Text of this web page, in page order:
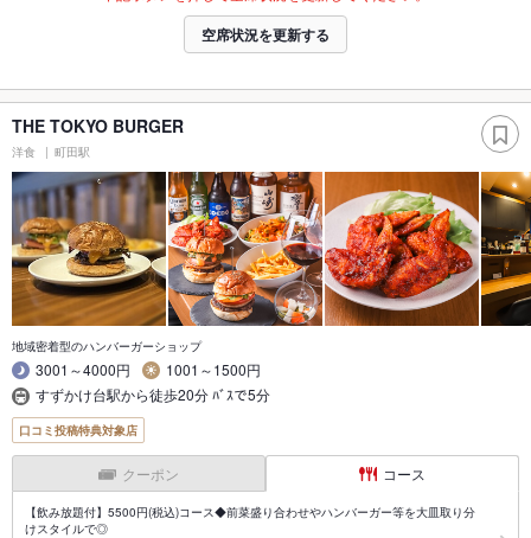
空席状況を更新する
THE TOKYO BURGER
洋食 町田駅
地域密着型のハンバーガーショップ
3001～4000円
1001～1500円
すずかけ台駅から徒歩20分 ﾊﾞｽで5分
口コミ投稿特典対象店
クーポン コース
【飲み放題付】5500円(税込)コース◆前菜盛り合わせやハンバーガー等を大皿取り分
けスタイルで◎